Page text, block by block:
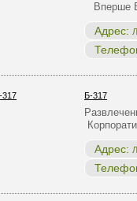
Вперше
Адрес:
Б-317
Адрес: